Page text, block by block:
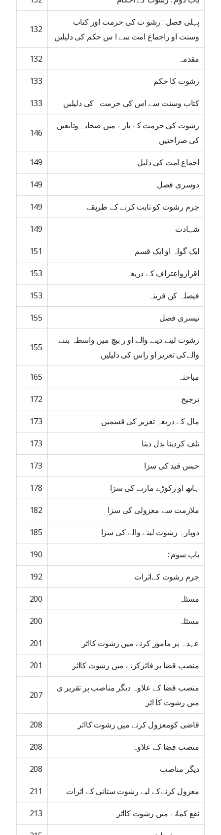
پہلی فصل : رشو ت کی حرمت اور کتاب
وسنت او راجماع امت سے ا س حکم کی دلیلیں
132
مقدمہ 132
رشوت کا حکم 133
کتاب وسنت سے اس کی حرمت کی دلیلیں 133
رشوت کی حرمت کے بارے میں صحابہ وتابعین
کی صراحتیں
146
اجماع امت کی دلیل 149
دوسری فصل 149
جرم رشوت کو ثابت کرنے کے طریقے 149
شہادت 149
ایک گواہ او ایک قسم 151
اقرارواعتراف کے ذریعہ 153
فیصلہ کن قرینہ 153
تیسری فصل 155
رشوت لینے دینے والے او ر بیچ میں واسطہ بننے
والےکی تعزیر او راس کی دلیلیں
155
مباحثہ 165
ترجیح 172
مال کے ذریعہ تعزیر کی قسمیں 173
تلف کردینا بدل دینا 173
حبس قید کی سزا 173
ہاتھ او رکوڑے مارنے کی سزا 178
ملازمت سے معزولی کی سزا 182
دوبارہ رشوت لینے والے کی سزا 185
باب سوم : 190
جرم رشوت کےاثرات 192
مسئلہ 200
مسئلہ 200
عہدہ پر مامور کرنے میں رشوت کااثر 201
منصب قضا پر فائزکرنے میں رشوت کااثر 201
منصب قضا کے علاوہ دیگر مناصب پر تقریر ی
میں رشوت کا اثر
207
قاضی کومعزول کرنے میں رشوت کااثر 208
منصب قضا کے علاوہ 208
دیگر مناصب 208
معزول کرنےکے لیے رشوت ستانی کے اثرات 211
نفع کمانے میں رشوت کااثر 213